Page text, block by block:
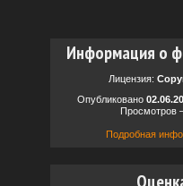
Информация о
Лицензия:
Опубликовано
Просмотров
Подробная